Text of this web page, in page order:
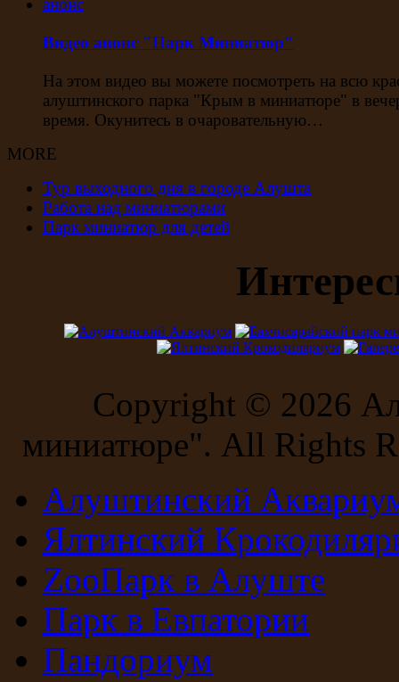
Видео анонс "Парк Миниатюр"
На этом видео вы можете посмотреть на всю
алуштинского парка "Крым в миниатюре" в
время. Окунитесь в очаровательную…
MORE
Тур выходного дня в городе Алушта
Работа над миниатюрами
Парк миниатюр для детей
Copyright © 2026
миниатюре". All Rights
Алуштинский
Ялтинский
ZooПарк в Алуште
Парк в Евпатории
Пандориум